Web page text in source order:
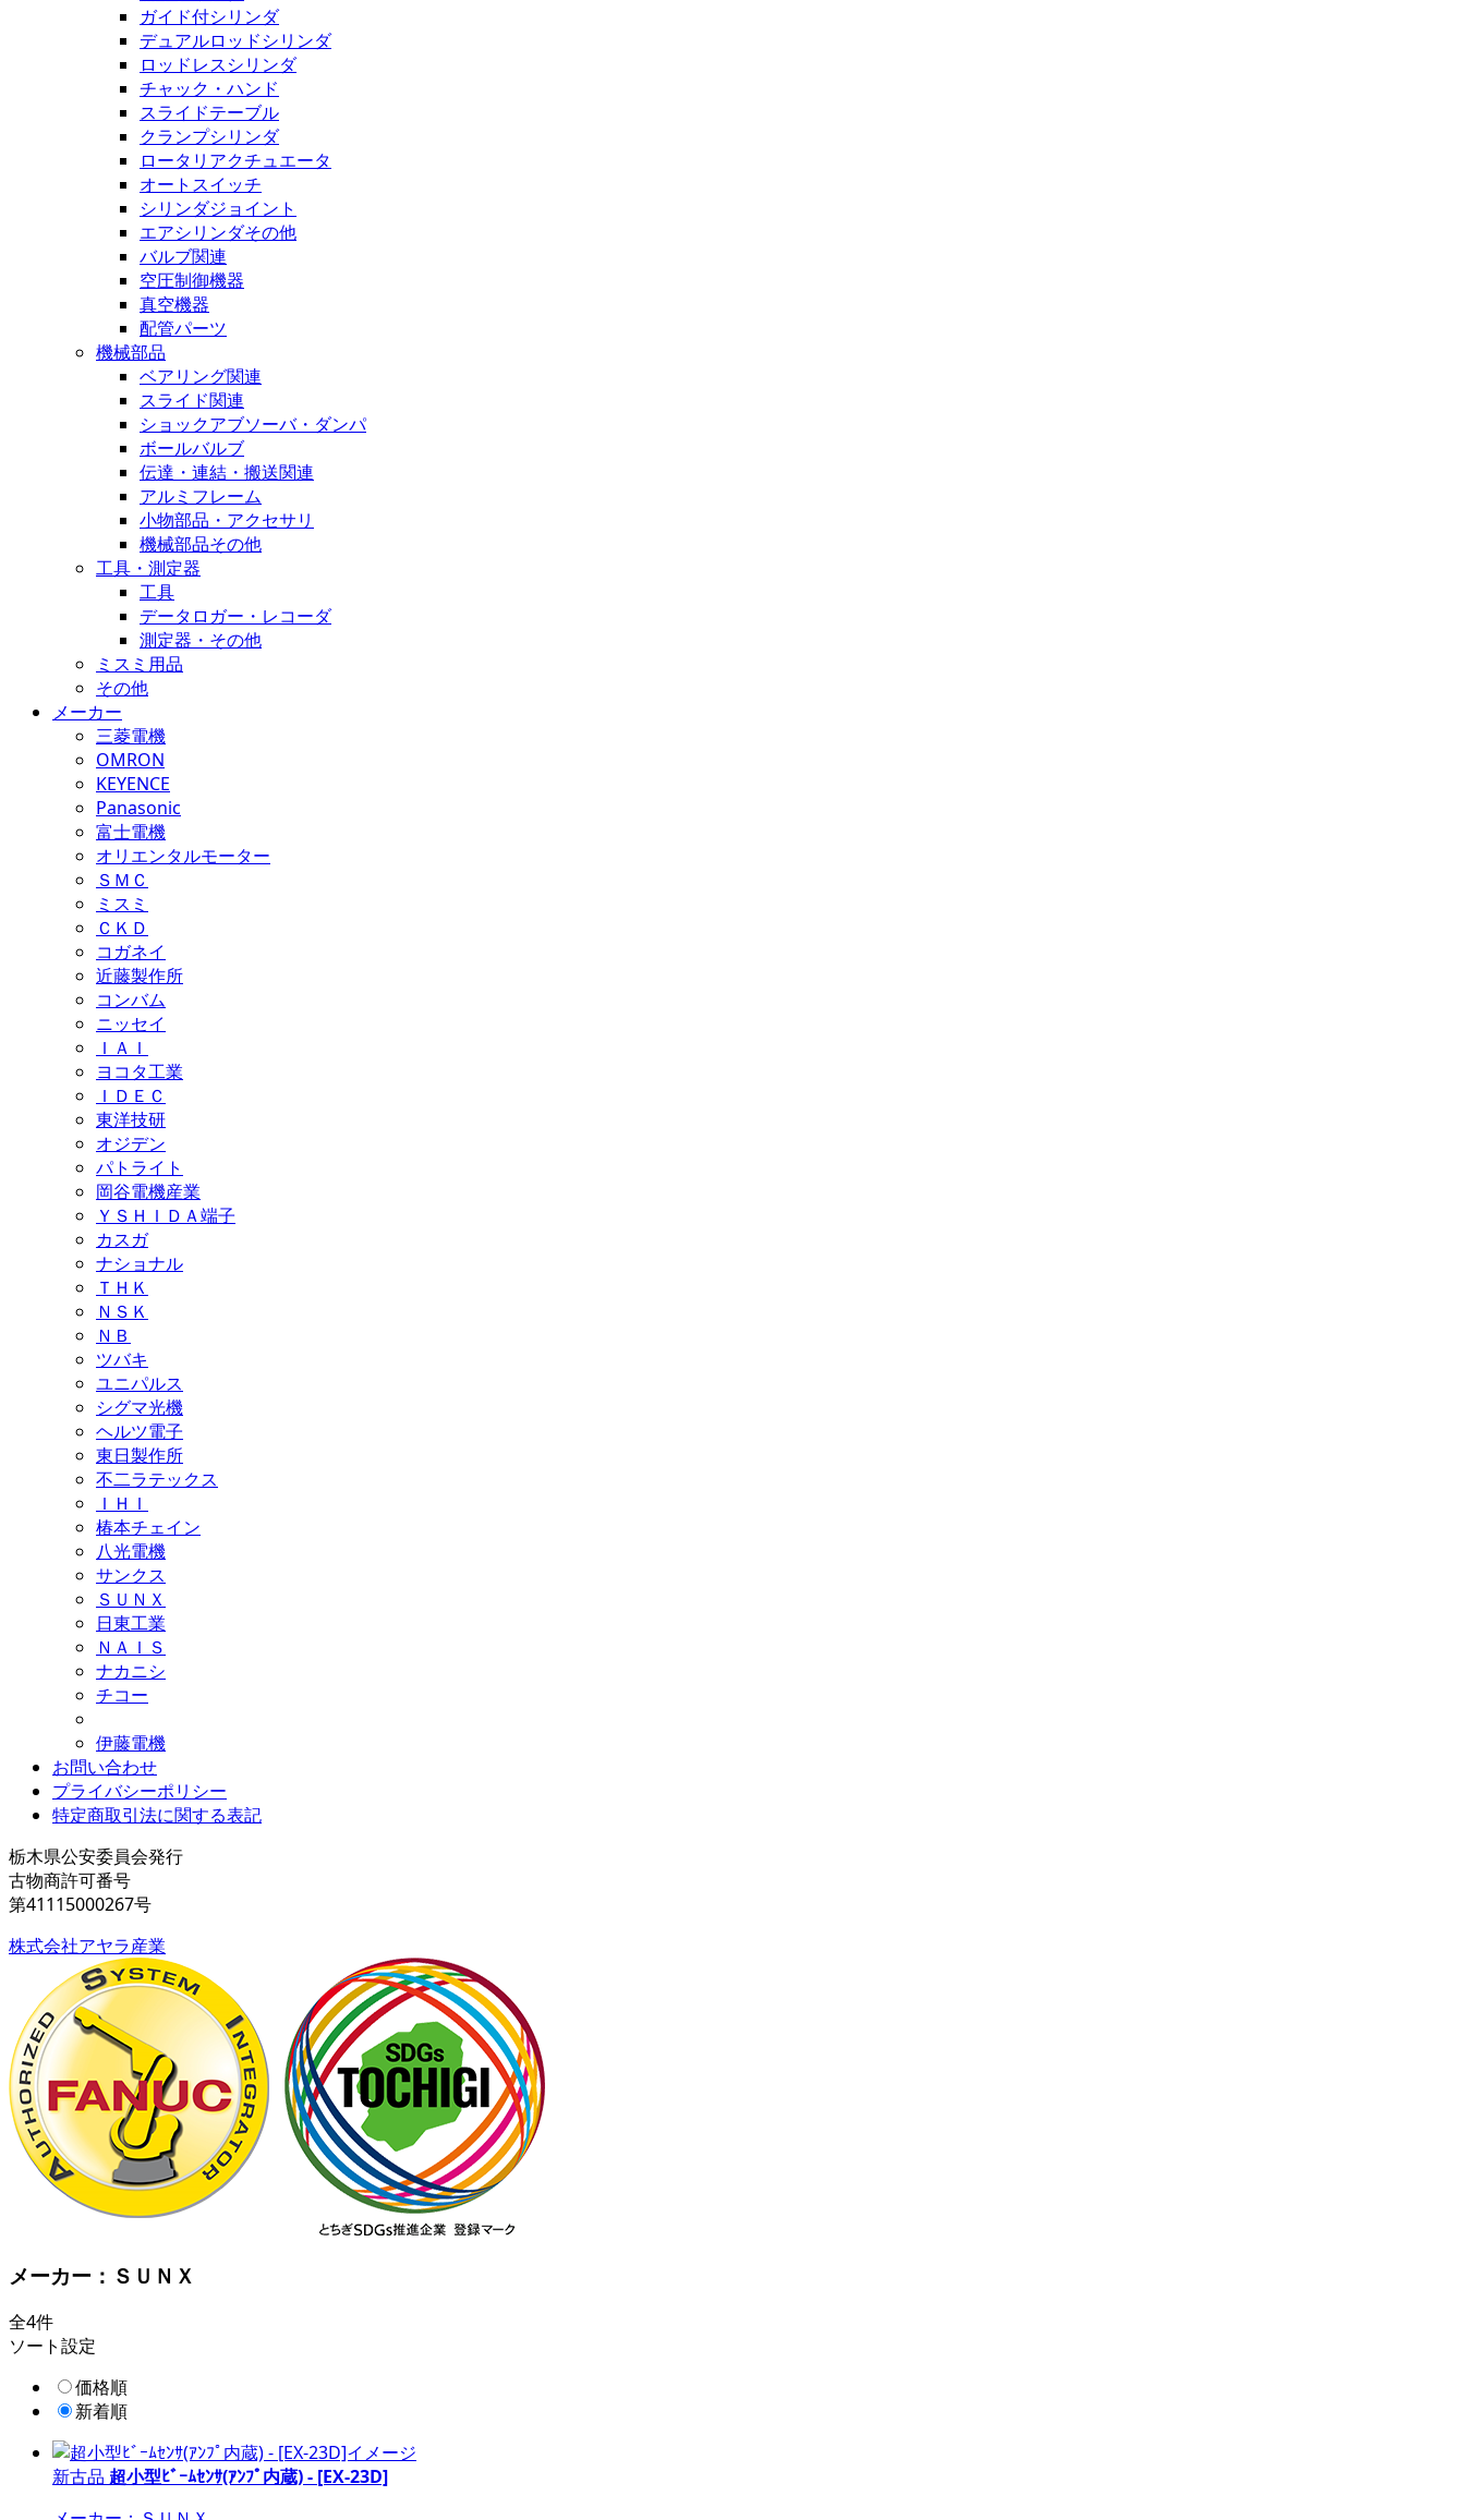
ガイド付シリンダ
デュアルロッドシリンダ
ロッドレスシリンダ
チャック・ハンド
スライドテーブル
クランプシリンダ
ロータリアクチュエータ
オートスイッチ
シリンダジョイント
エアシリンダその他
バルブ関連
空圧制御機器
真空機器
配管パーツ
機械部品
ベアリング関連
スライド関連
ショックアブソーバ・ダンパ
ボールバルブ
伝達・連結・搬送関連
アルミフレーム
小物部品・アクセサリ
機械部品その他
工具・測定器
工具
データロガー・レコーダ
測定器・その他
ミスミ用品
その他
メーカー
三菱電機
OMRON
KEYENCE
Panasonic
富士電機
オリエンタルモーター
ＳＭＣ
ミスミ
ＣＫＤ
コガネイ
近藤製作所
コンバム
ニッセイ
ＩＡＩ
ヨコタ工業
ＩＤＥＣ
東洋技研
オジデン
パトライト
岡谷電機産業
ＹＳＨＩＤＡ端子
カスガ
ナショナル
ＴＨＫ
ＮＳＫ
ＮＢ
ツバキ
ユニパルス
シグマ光機
ヘルツ電子
東日製作所
不二ラテックス
ＩＨＩ
椿本チェイン
八光電機
サンクス
ＳＵＮＸ
日東工業
ＮＡＩＳ
ナカニシ
チコー
伊藤電機
お問い合わせ
プライバシーポリシー
特定商取引法に関する表記
栃木県公安委員会発行
古物商許可番号
第41115000267号
株式会社アヤラ産業
メーカー：ＳＵＮＸ
全4件
ソート設定
価格順
新着順
新古品 超小型ﾋﾞｰﾑｾﾝｻ(ｱﾝﾌﾟ内蔵) - [EX-23D]